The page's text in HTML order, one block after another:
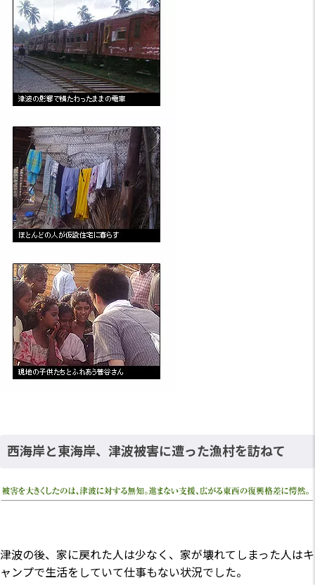
西海岸と東海岸、津波被害に遭った漁村を訪ねて
津波の後、家に戻れた人は少なく、家が壊れてしまった人はキ
ャンプで生活をしていて仕事もない状況でした。